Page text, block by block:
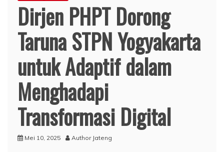
Dirjen PHPT Dorong
Taruna STPN Yogyakarta
untuk Adaptif dalam
Menghadapi
Transformasi Digital
Mei 10, 2025 Author Jateng